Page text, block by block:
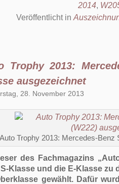
2014,
Veröffentlicht in
Trophy 2013:
ausgezeichnet
28. November 2013
Auto Trophy 2013: Mercedes-Benz
des Fachmagazins
S-Klasse und die E-Klasse
gewählt. Dafür